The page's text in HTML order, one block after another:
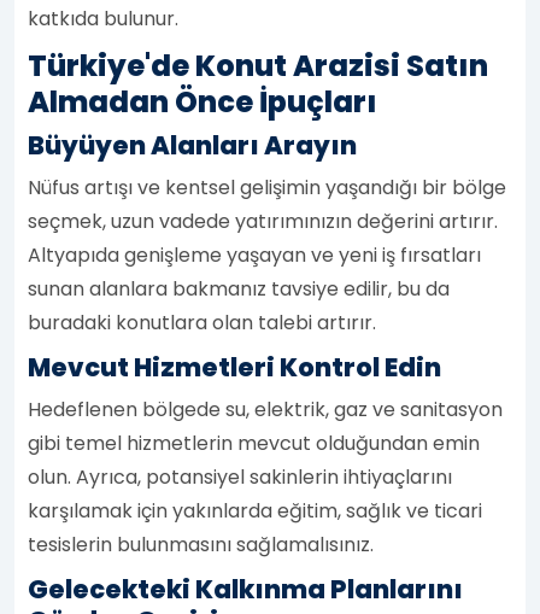
katkıda bulunur.
Türkiye'de Konut Arazisi Satın
Almadan Önce İpuçları
Büyüyen Alanları Arayın
Nüfus artışı ve kentsel gelişimin yaşandığı bir bölge
seçmek, uzun vadede yatırımınızın değerini artırır.
Altyapıda genişleme yaşayan ve yeni iş fırsatları
sunan alanlara bakmanız tavsiye edilir, bu da
buradaki konutlara olan talebi artırır.
Mevcut Hizmetleri Kontrol Edin
Hedeflenen bölgede su, elektrik, gaz ve sanitasyon
gibi temel hizmetlerin mevcut olduğundan emin
olun. Ayrıca, potansiyel sakinlerin ihtiyaçlarını
karşılamak için yakınlarda eğitim, sağlık ve ticari
tesislerin bulunmasını sağlamalısınız.
Gelecekteki Kalkınma Planlarını